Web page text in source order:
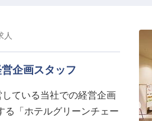
やミニキッチン、ユニット
にも柔軟に対応しながら
弁当やマイカー通勤可な
人
企画スタッフ
ている当社での経営企画
る「ホテルグリーンチェー